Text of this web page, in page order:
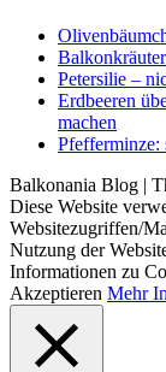
Petersilie –
Erdbeeren
machen
Pfefferminze:
Balkonania Blog |
Diese Website
Websitezugriffen/
Nutzung der
Informationen zu
Akzeptieren Mehr